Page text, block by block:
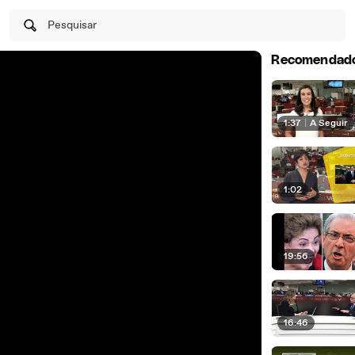
Pesquisar
1:37 A Seguir
1:02
19:56
16:46